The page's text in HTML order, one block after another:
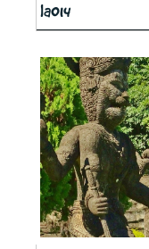
la014